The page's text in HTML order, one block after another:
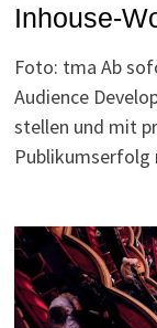
Inhouse-
Foto: tma Ab
Audience
stellen und mit